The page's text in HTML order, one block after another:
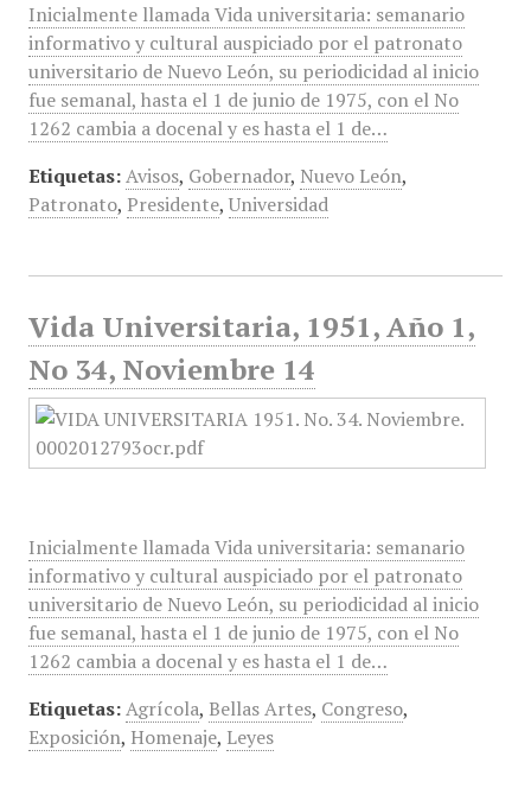
Inicialmente llamada Vida universitaria: semanario
informativo y cultural auspiciado por el patronato
universitario de Nuevo León, su periodicidad al inicio
fue semanal, hasta el 1 de junio de 1975, con el No
1262 cambia a docenal y es hasta el 1 de…
Etiquetas: Avisos, Gobernador, Nuevo León,
Patronato, Presidente, Universidad
Vida Universitaria, 1951, Año 1,
No 34, Noviembre 14
Inicialmente llamada Vida universitaria: semanario
informativo y cultural auspiciado por el patronato
universitario de Nuevo León, su periodicidad al inicio
fue semanal, hasta el 1 de junio de 1975, con el No
1262 cambia a docenal y es hasta el 1 de…
Etiquetas: Agrícola, Bellas Artes, Congreso,
Exposición, Homenaje, Leyes